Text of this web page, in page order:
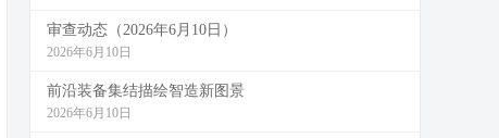
审查动态（2026年6月10日）
2026年6月10日
前沿装备集结描绘智造新图景
2026年6月10日